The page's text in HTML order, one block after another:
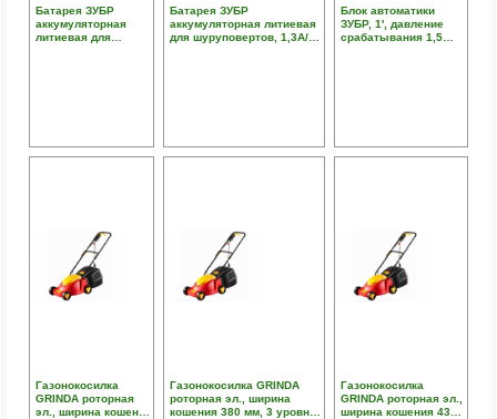
Батарея ЗУБР
аккумуляторная
литиевая для
Батарея ЗУБР
аккумуляторная литиевая
для шуруповертов, 1,3А/ч,
Блок автоматики
ЗУБР, 1', давление
срабатывания 1,5
Газонокосилка
GRINDA роторная
эл., ширина кошения
Газонокосилка GRINDA
роторная эл., ширина
кошения 380 мм, 3 уровня
Газонокосилка
GRINDA роторная эл.,
ширина кошения 430